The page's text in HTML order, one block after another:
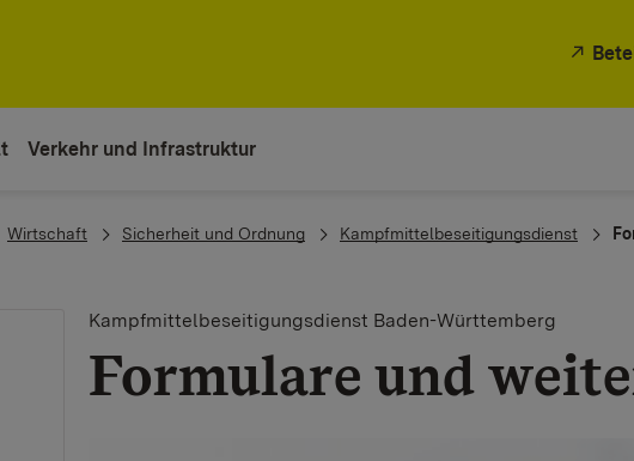
Verkehr und Infrastruktur
Wirtschaft Sicherheit und Ordnung Kampfmittelbeseitigungsdienst
Kampfmittelbeseitigungsdienst Baden-Württemberg
Formulare und